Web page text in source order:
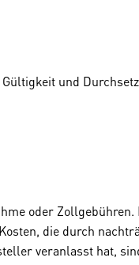
und
oder
die durch
veranlasst hat,